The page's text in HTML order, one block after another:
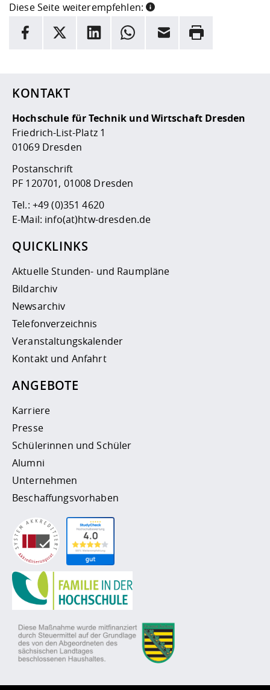
Diese Seite weiterempfehlen:
INFORMATION
Facebook
X LinkedInWhatsappE-Mail Drucken
KONTAKT
Hochschule für Technik und Wirtschaft Dresden
Friedrich-List-Platz 1
01069 Dresden
Postanschrift
PF 120701, 01008 Dresden
Tel.: +49 (0)351 4620
E-Mail: info(at)htw-dresden.de
QUICKLINKS
Aktuelle Stunden- und Raumpläne
Bildarchiv
Newsarchiv
Telefonverzeichnis
Veranstaltungskalender
Kontakt und Anfahrt
ANGEBOTE
Karriere
Presse
Schülerinnen und Schüler
Alumni
Unternehmen
Beschaffungsvorhaben